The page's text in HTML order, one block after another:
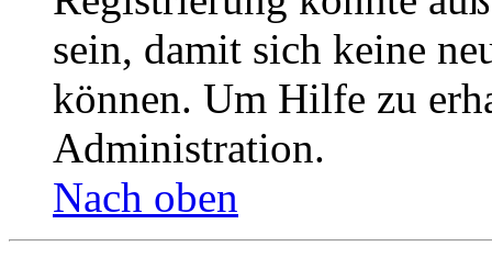
sein, damit sich keine
können. Um Hilfe zu
Administration.
Nach oben